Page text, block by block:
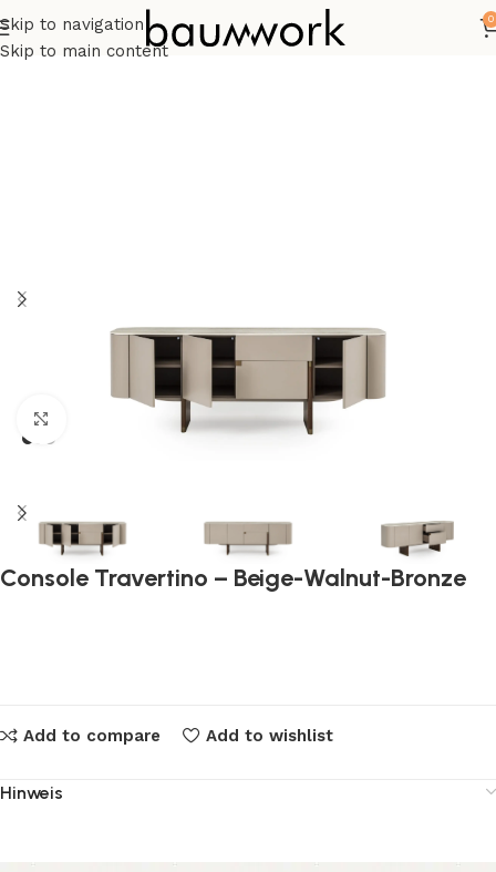
Skip to navigation
Skip to main content
0
Start Wohnwände & TV-Lowboards
Console Travertino – Beige-Walnut-Bronze
Add to compare Add to wishlist
Hinweis